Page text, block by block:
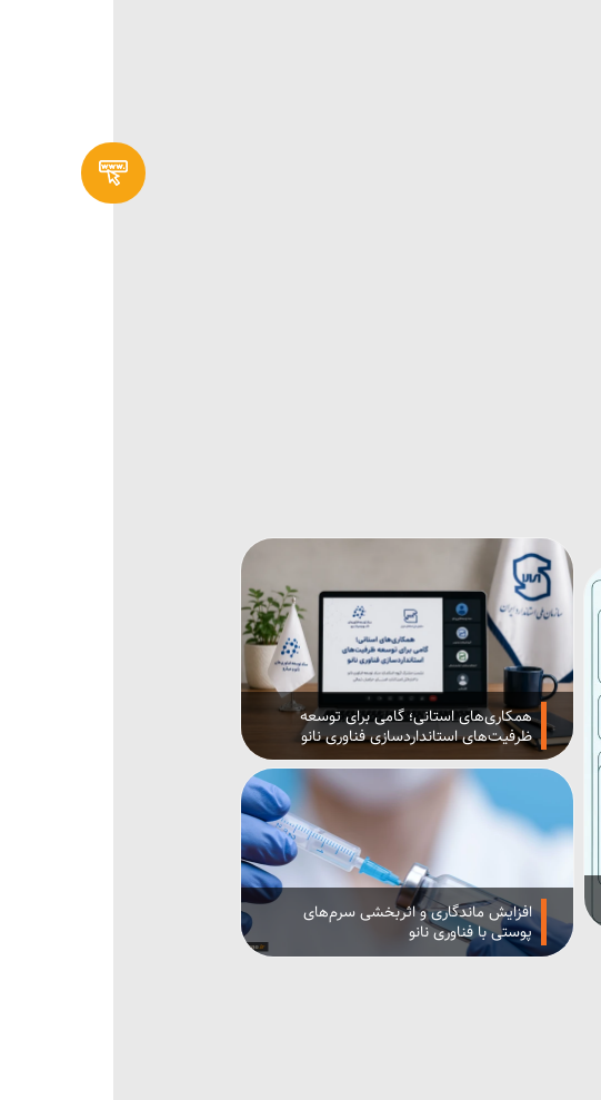
همکاری‌های استانی؛ گامی برای توسعه
ظرفیت‌های استانداردسازی فناوری نانو
افزایش ماندگاری و اثربخشی سرم‌های
پوستی با فناوری نانو